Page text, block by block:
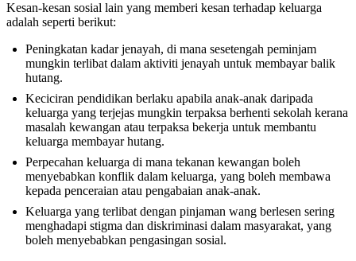
Kesan-kesan sosial lain yang memberi kesan terhadap keluarga
adalah seperti berikut:
Peningkatan kadar jenayah, di mana sesetengah peminjam
mungkin terlibat dalam aktiviti jenayah untuk membayar balik
hutang.
Keciciran pendidikan berlaku apabila anak-anak daripada
keluarga yang terjejas mungkin terpaksa berhenti sekolah kerana
masalah kewangan atau terpaksa bekerja untuk membantu
keluarga membayar hutang.
Perpecahan keluarga di mana tekanan kewangan boleh
menyebabkan konflik dalam keluarga, yang boleh membawa
kepada penceraian atau pengabaian anak-anak.
Keluarga yang terlibat dengan pinjaman wang berlesen sering
menghadapi stigma dan diskriminasi dalam masyarakat, yang
boleh menyebabkan pengasingan sosial.